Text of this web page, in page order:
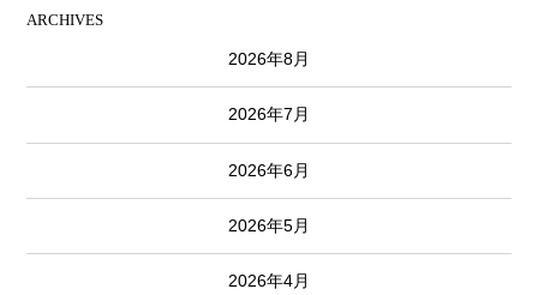
ARCHIVES
2026年8月
2026年7月
2026年6月
2026年5月
2026年4月